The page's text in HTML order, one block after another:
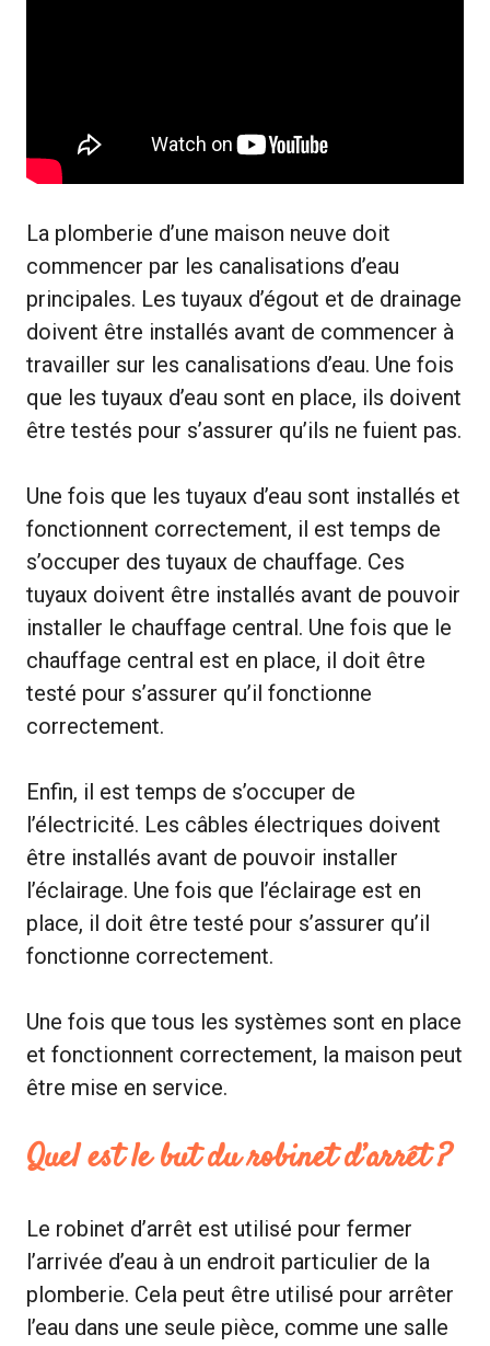
La plomberie d’une maison neuve doit
commencer par les canalisations d’eau
principales. Les tuyaux d’égout et de drainage
doivent être installés avant de commencer à
travailler sur les canalisations d’eau. Une fois
que les tuyaux d’eau sont en place, ils doivent
être testés pour s’assurer qu’ils ne fuient pas.
Une fois que les tuyaux d’eau sont installés et
fonctionnent correctement, il est temps de
s’occuper des tuyaux de chauffage. Ces
tuyaux doivent être installés avant de pouvoir
installer le chauffage central. Une fois que le
chauffage central est en place, il doit être
testé pour s’assurer qu’il fonctionne
correctement.
Enfin, il est temps de s’occuper de
l’électricité. Les câbles électriques doivent
être installés avant de pouvoir installer
l’éclairage. Une fois que l’éclairage est en
place, il doit être testé pour s’assurer qu’il
fonctionne correctement.
Une fois que tous les systèmes sont en place
et fonctionnent correctement, la maison peut
être mise en service.
Quel est le but du robinet d’arrêt ?
Le robinet d’arrêt est utilisé pour fermer
l’arrivée d’eau à un endroit particulier de la
plomberie. Cela peut être utilisé pour arrêter
l’eau dans une seule pièce, comme une salle